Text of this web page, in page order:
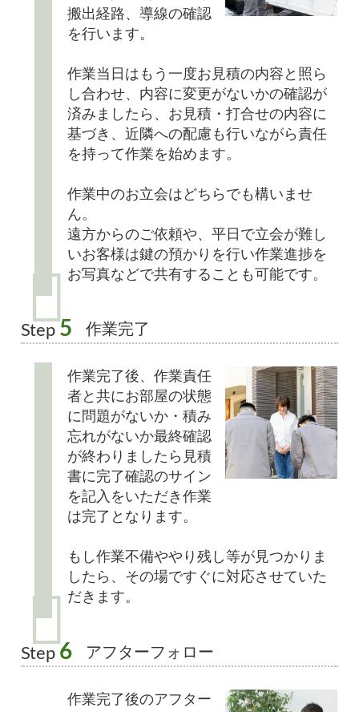
搬出経路、導線の確認
を行います。
作業当日はもう一度お見積の内容と照ら
し合わせ、内容に変更がないかの確認が
済みましたら、お見積・打合せの内容に
基づき、近隣への配慮も行いながら責任
を持って作業を始めます。
作業中のお立会はどちらでも構いませ
ん。
遠方からのご依頼や、平日で立会が難し
いお客様は鍵の預かりを行い作業進捗を
お写真などで共有することも可能です。
Step 5 作業完了
作業完了後、作業責任
者と共にお部屋の状態
に問題がないか・積み
忘れがないか最終確認
が終わりましたら見積
書に完了確認のサイン
を記入をいただき作業
は完了となります。
もし作業不備ややり残し等が見つかりま
したら、その場ですぐに対応させていた
だきます。
Step 6 アフターフォロー
作業完了後のアフター